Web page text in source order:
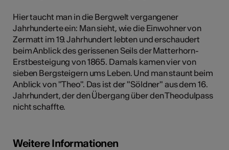
Hier taucht man in die Bergwelt vergangener
Jahrhunderte ein: Man sieht, wie die Einwohner von
Zermatt im 19. Jahrhundert lebten und erschaudert
beim Anblick des gerissenen Seils der Matterhorn-
Erstbesteigung von 1865. Damals kamen vier von
sieben Bergsteigern ums Leben. Und man staunt beim
Anblick von "Theo". Das ist der "Söldner" aus dem 16.
Jahrhundert, der den Übergang über den Theodulpass
nicht schaffte.
Weitere Informationen